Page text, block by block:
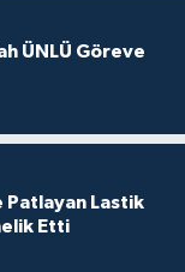
ÜNLÜ Göreve
Patlayan Lastik
Etti